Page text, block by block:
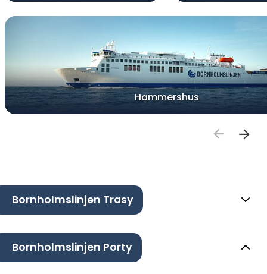
Hammershus
Bornholmslinjen Trasy
Bornholmslinjen Porty